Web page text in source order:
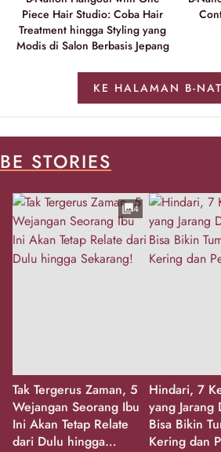
Piece Hair Studio: Coba Hair
Treatment hingga Styling yang
Modis di Salon Berbasis Jepang
KE HALAMAN B-
BE STORIES
Tak Tergerus Zaman, 5
Wejangan Seorang Ibu
Ini Akan Tetap Relate
dari Dulu hingga
4
Hindari, 7
yang Jarang
Bisa Bikin
Kering dan